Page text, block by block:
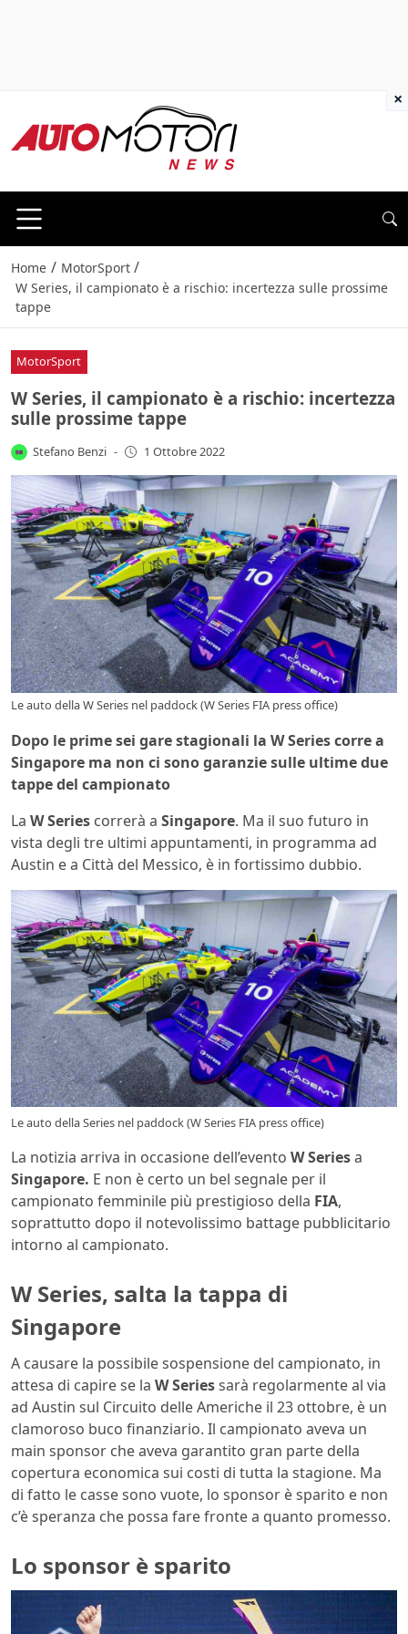
Home / MotorSport /
W Series, il campionato è a rischio: incertezza sulle prossime
tappe
MotorSport
W Series, il campionato è a rischio: incertezza
sulle prossime tappe
Stefano Benzi - 1 Ottobre 2022
Le auto della W Series nel paddock (W Series FIA press office)
Dopo le prime sei gare stagionali la W Series corre a
Singapore ma non ci sono garanzie sulle ultime due
tappe del campionato
La W Series correrà a Singapore. Ma il suo futuro in
vista degli tre ultimi appuntamenti, in programma ad
Austin e a Città del Messico, è in fortissimo dubbio.
Le auto della Series nel paddock (W Series FIA press office)
La notizia arriva in occasione dell’evento W Seriesa
Singapore. E non è certo un bel segnale per il
campionato femminile più prestigioso della FIA,
soprattutto dopo il notevolissimo battage pubblicitario
intorno al campionato.
W Series, salta la tappa di
Singapore
A causare la possibile sospensione del campionato, in
attesa di capire se la W Seriessarà regolarmente al via
ad Austin sul Circuito delle Americhe il 23 ottobre, è un
clamoroso buco finanziario. Il campionato aveva un
main sponsor che aveva garantito gran parte della
copertura economica sui costi di tutta la stagione. Ma
di fatto le casse sono vuote, lo sponsor è sparito e non
c’è speranza che possa fare fronte a quanto promesso.
Lo sponsor è sparito
×